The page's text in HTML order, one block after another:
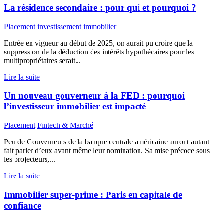
La résidence secondaire : pour qui et pourquoi ?
Placement investissement immobilier
Entrée en vigueur au début de 2025, on aurait pu croire que la
suppression de la déduction des intérêts hypothécaires pour les
multipropriétaires serait...
Lire la suite
Un nouveau gouverneur à la FED : pourquoi
l’investisseur immobilier est impacté
Placement Fintech & Marché
Peu de Gouverneurs de la banque centrale américaine auront autant
fait parler d’eux avant même leur nomination. Sa mise précoce sous
les projecteurs,...
Lire la suite
Immobilier super-prime : Paris en capitale de
confiance